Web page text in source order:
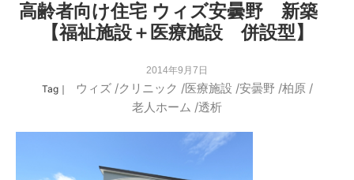
高齢者向け住宅 ウィズ安曇野 新築
【福祉施設＋医療施設 併設型】
2014年9月7日
Tag｜ ウィズ/クリニック /医療施設 /安曇野 /柏原/
老人ホーム /透析